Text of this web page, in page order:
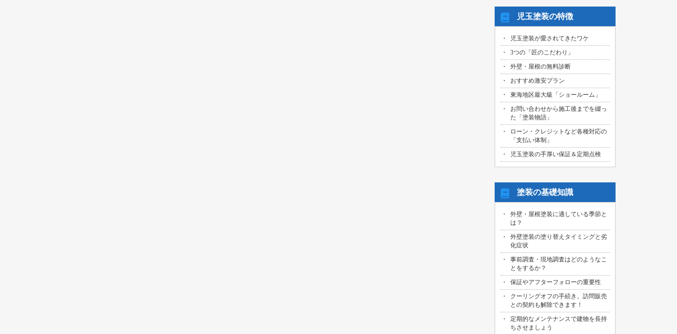
2026/08/01
名古屋市名東区のお客様より、換気ファ
2026/08/01
名古屋市東区のお客様より、外壁その他
塗装工事の御見積依頼を頂きました！
2026/08/01
名古屋市天白区のお客様より、屋根外壁
その他塗装、ベランダ防水工事の御見積
依頼を頂きました！
2026/07/31
名古屋市東区のお客様より、原状回復工
事の御見積依頼を頂きました！
2026/07/31
2026/07/31
塗装工事の御見積依頼を頂きました！
2026/07/31
名古屋市守山区のお客様より、屋根塗装
工事の御見積依頼を頂きました！
2026/07/29
愛知県知多市のお客様より、外壁塗装・
ベランダ防水工事の御見積依頼を頂きま
した！
2026/07/29
名古屋市中川区のお客様より、外壁その
他塗装工事の御見積依頼を頂きました！
児玉塗装の特徴
児玉塗装が愛されてきたワケ
3つの「匠のこだわり」
外壁・屋根の無料診断
おすすめ激安プラン
東海地区最大級「ショールーム」
お問い合わせから施工後までを綴っ
た「塗装物語」
ローン・クレジットなど各種対応の
「支払い体制」
児玉塗装の手厚い保証＆定期点検
塗装の基礎知識
外壁・屋根塗装に適している季節と
は？
外壁塗装の塗り替えタイミングと劣
化症状
事前調査・現地調査はどのようなこ
とをするか？
保証やアフターフォローの重要性
クーリングオフの手続き。訪問販売
との契約も解除できます！
定期的なメンテナンスで建物を長持
ちさせましょう